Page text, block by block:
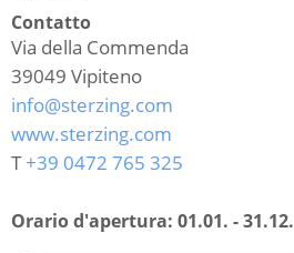
Contatto
Via della Commenda
39049 Vipiteno
info@sterzing.com
www.sterzing.com
T+39 0472 765 325
Orario d'apertura: 01.01. - 31.12.